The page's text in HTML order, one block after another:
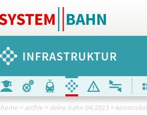
INFRASTRUKTUR
home >archiv >deine bahn 04/2013 >